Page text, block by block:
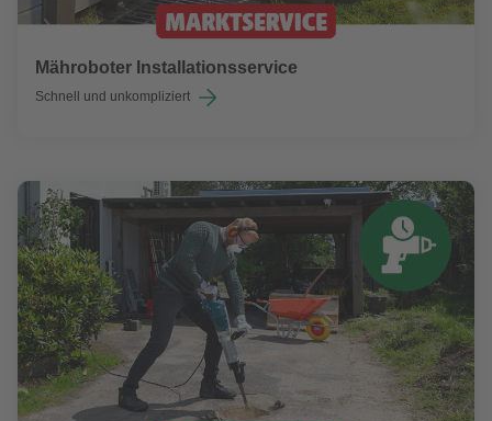
Mähroboter Installationsservice
Schnell und unkompliziert